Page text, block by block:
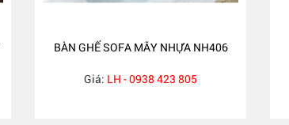
BÀN GHẾ SOFA MÂY NHỰA NH406
Giá: LH - 0938 423 805